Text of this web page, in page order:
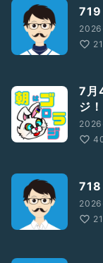
719
7月
ジ！
718